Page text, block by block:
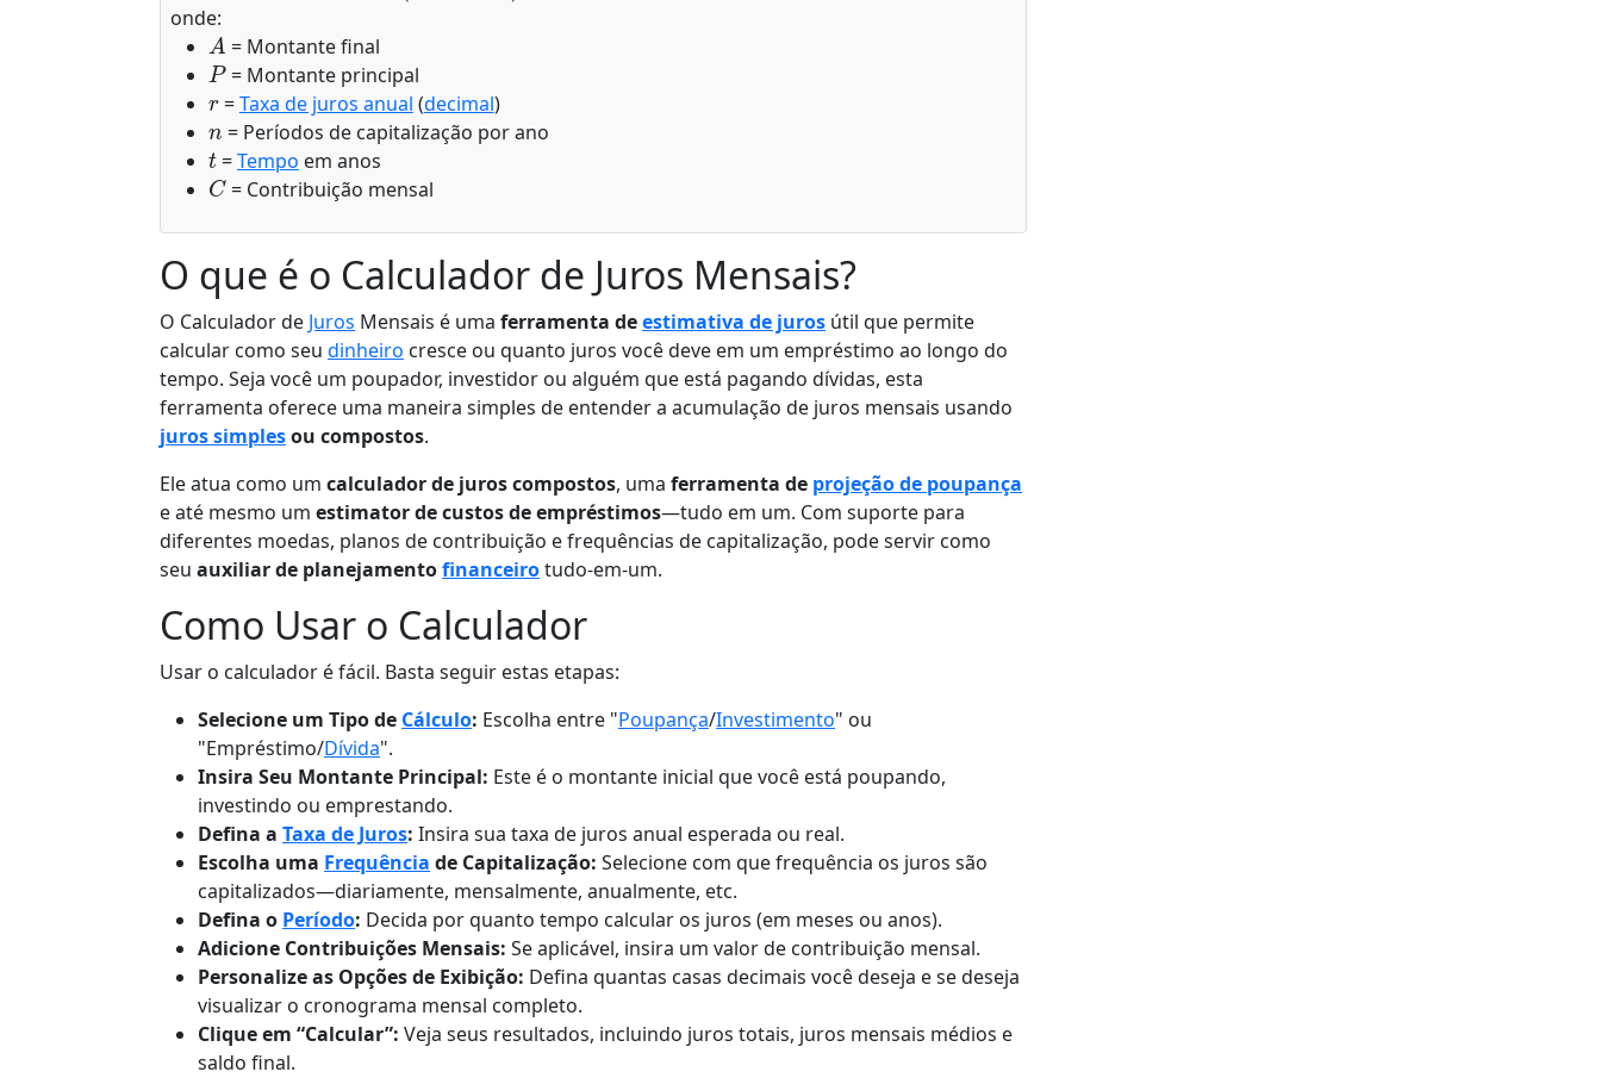
onde:
A
= Montante final
P
= Montante principal
r
=Taxa de juros anual (decimal)
n
= Períodos de capitalização por ano
t
=Tempo em anos
C
= Contribuição mensal
O que é o Calculador de Juros Mensais?
O Calculador de Juros Mensais é uma ferramenta deestimativa de juros útil que permite
calcular como seu dinheiro cresce ou quanto juros você deve em um empréstimo ao longo do
tempo. Seja você um poupador, investidor ou alguém que está pagando dívidas, esta
ferramenta oferece uma maneira simples de entender a acumulação de juros mensais usando
juros simplesou compostos.
Ele atua como um calculador de juros compostos, uma ferramenta de projeção de poupança
e até mesmo um estimator de custos de empréstimos—tudo em um. Com suporte para
diferentes moedas, planos de contribuição e frequências de capitalização, pode servir como
seu auxiliar de planejamentofinanceirotudo-em-um.
Como Usar o Calculador
Usar o calculador é fácil. Basta seguir estas etapas:
Selecione um Tipo de Cálculo: Escolha entre "Poupança/Investimento" ou
"Empréstimo/Dívida".
Insira Seu Montante Principal: Este é o montante inicial que você está poupando,
investindo ou emprestando.
Defina a Taxa de Juros: Insira sua taxa de juros anual esperada ou real.
Escolha uma Frequência de Capitalização: Selecione com que frequência os juros são
capitalizados—diariamente, mensalmente, anualmente, etc.
Defina o Período: Decida por quanto tempo calcular os juros (em meses ou anos).
Adicione Contribuições Mensais: Se aplicável, insira um valor de contribuição mensal.
Personalize as Opções de Exibição: Defina quantas casas decimais você deseja e se deseja
visualizar o cronograma mensal completo.
Clique em “Calcular”: Veja seus resultados, incluindo juros totais, juros mensais médios e
saldo final.